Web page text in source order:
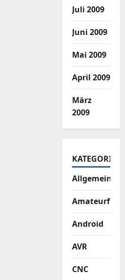
Juli 2009
Juni 2009
Mai 2009
April 2009
März
2009
KATEGORIEN
Allgemein
Amateurfunk
Android
AVR
CNC